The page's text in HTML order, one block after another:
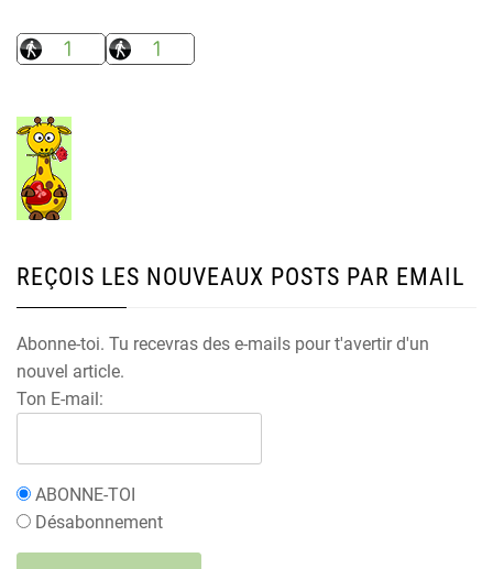
REÇOIS LES NOUVEAUX POSTS PAR EMAIL
Abonne-toi. Tu recevras des e-mails pour t'avertir d'un
nouvel article.
Ton E-mail:
ABONNE-TOI
Désabonnement